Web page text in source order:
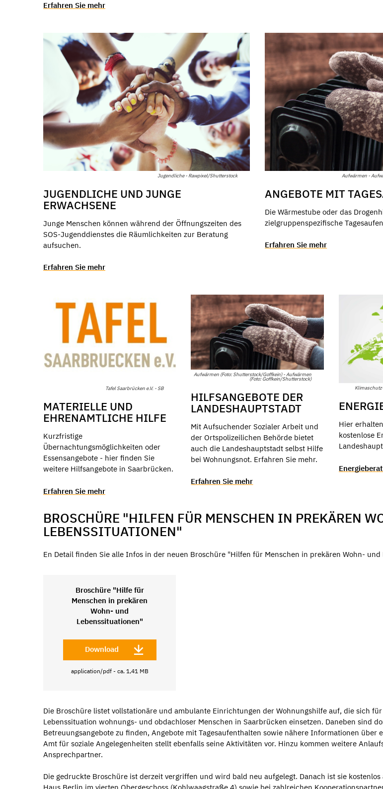
Erfahren Sie mehr
Jugendliche - Rawpixel/Shutterstock
JUGENDLICHE UND JUNGE
ERWACHSENE
Junge Menschen können während der Öffnungszeiten des
SOS-Jugenddienstes die Räumlichkeiten zur Beratung
aufsuchen.
Erfahren Sie mehr
Aufwärmen -
ANGEBOTE MIT
Die Wärmestube oder das
zielgruppenspezifische
Erfahren Sie mehr
Tafel Saarbrücken e.V. - SB
MATERIELLE UND
EHRENAMTLICHE HILFE
Kurzfristige
Übernachtungsmöglichkeiten oder
Essensangebote - hier finden Sie
weitere Hilfsangebote in Saarbrücken.
Erfahren Sie mehr
Aufwärmen (Foto: Shutterstock/Goffkein) - Aufwärmen
(Foto: Goffkein/Shutterstock)
HILFSANGEBOTE DER
LANDESHAUPTSTADT
Mit Aufsuchender Sozialer Arbeit und
der Ortspolizeilichen Behörde bietet
auch die Landeshauptstadt selbst Hilfe
bei Wohnungsnot. Erfahren Sie mehr.
Erfahren Sie mehr
Hier
kostenlose
BROSCHÜRE "HILFEN FÜR MENSCHEN IN PREKÄREN
LEBENSSITUATIONEN"
En Detail finden Sie alle Infos in der neuen Broschüre "Hilfen für Menschen in prekären Wohn- und
Broschüre "Hilfe für
Menschen in prekären
Wohn- und
Lebenssituationen"
Download
application/pdf - ca. 1,41 MB
Die Broschüre listet vollstationäre und ambulante Einrichtungen der Wohnungshilfe auf, die sich
Lebenssituation wohnungs- und obdachloser Menschen in Saarbrücken einsetzen. Daneben sind
Betreuungsangebote zu finden, Angebote mit Tagesaufenthalten sowie nähere Informationen über
Amt für soziale Angelegenheiten stellt ebenfalls seine Aktivitäten vor. Hinzu kommen weitere
Ansprechpartner.
Die gedruckte Broschüre ist derzeit vergriffen und wird bald neu aufgelegt. Danach ist sie